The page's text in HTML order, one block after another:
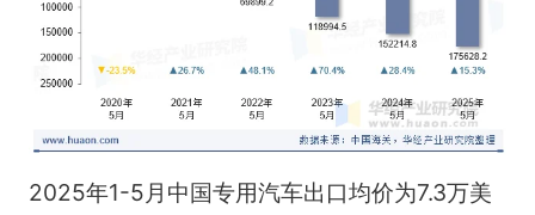
2025年1-5月中国专用汽车出口均价为7.3万美